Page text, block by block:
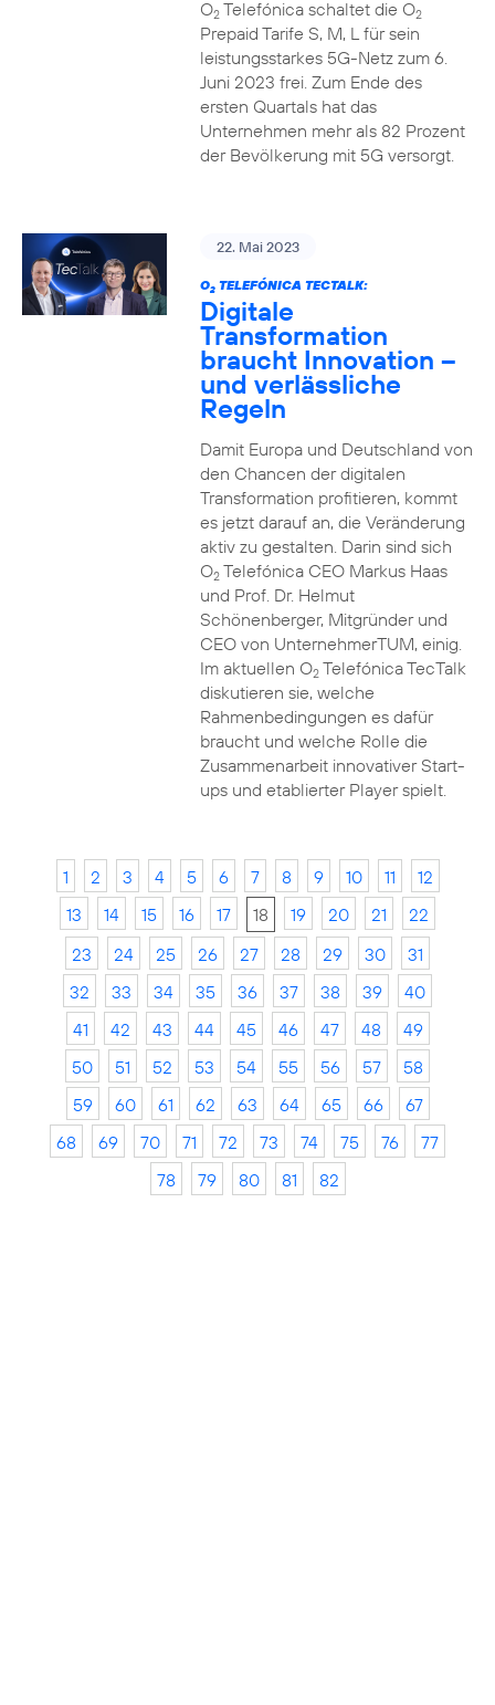
O2Telefónica schaltet die O2
Prepaid Tarife S, M, L für sein
leistungsstarkes 5G-Netz zum 6.
Juni 2023 frei. Zum Ende des
ersten Quartals hat das
Unternehmen mehr als 82 Prozent
der Bevölkerung mit 5G versorgt.
22. Mai 2023
O2TELEFÓNICA TECTALK:
Digitale
Transformation
braucht Innovation –
und verlässliche
Regeln
Damit Europa und Deutschland von
den Chancen der digitalen
Transformation profitieren, kommt
es jetzt darauf an, die Veränderung
aktiv zu gestalten. Darin sind sich
O2Telefónica CEO Markus Haas
und Prof. Dr. Helmut
Schönenberger, Mitgründer und
CEO von UnternehmerTUM, einig.
Im aktuellen O2Telefónica TecTalk
diskutieren sie, welche
Rahmenbedingungen es dafür
braucht und welche Rolle die
Zusammenarbeit innovativer Start-
ups und etablierter Player spielt.
1 2 3 4 5 6 7 8 9 10 11
12
13
14 15 16 17 18 19 20 21
22
23
24 25 26 27 28 29 30
31
32
33 34 35 36 37 38 39
40
41
42 43 44 45 46 47 48
49
50
51 52 53 54 55 56 57
58
59
60 61 62 63 64 65 66
67
68
69 70 71 72 73 74 75 76
77
78
79 80 81 82